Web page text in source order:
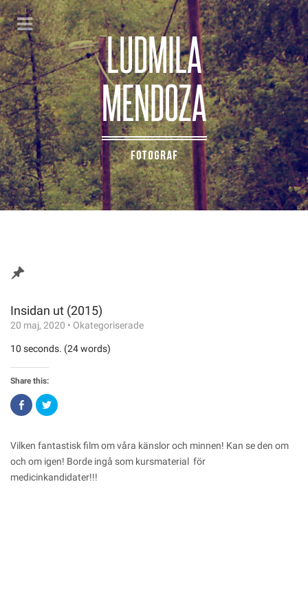
Insidan ut (2015)
20 maj, 2020 • Okategoriserade
10 seconds. (24 words)
Share this:
Click
to
share
(Opens
in
new
window)
Click
to
(Opens
in
new
Vilken fantastisk film om våra känslor och minnen! Kan se den om
och om igen! Borde ingå som kursmaterial för
medicinkandidater!!!